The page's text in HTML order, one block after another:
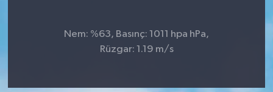
Nem: %63, Basınç: 1011 hpa hPa,
Rüzgar: 1.19 m/s
Sağlık